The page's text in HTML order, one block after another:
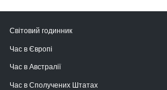
Світовий годинник
Час в Європі
Час в Австралії
Час в Сполучених Штатах